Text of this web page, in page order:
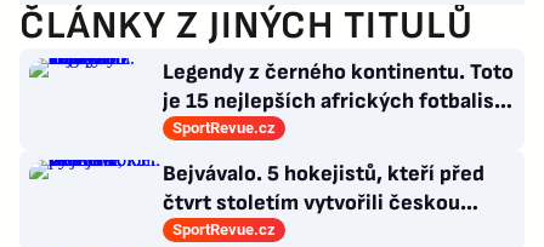
ČLÁNKY Z JINÝCH TITULŮ
Legendy z černého kontinentu. Toto
je 15 nejlepších afrických fotbalistů
všech dob
SportRevue.cz
Bejvávalo. 5 hokejistů, kteří před
čtvrt stoletím vytvořili českou
kolonii v Ottawě
SportRevue.cz